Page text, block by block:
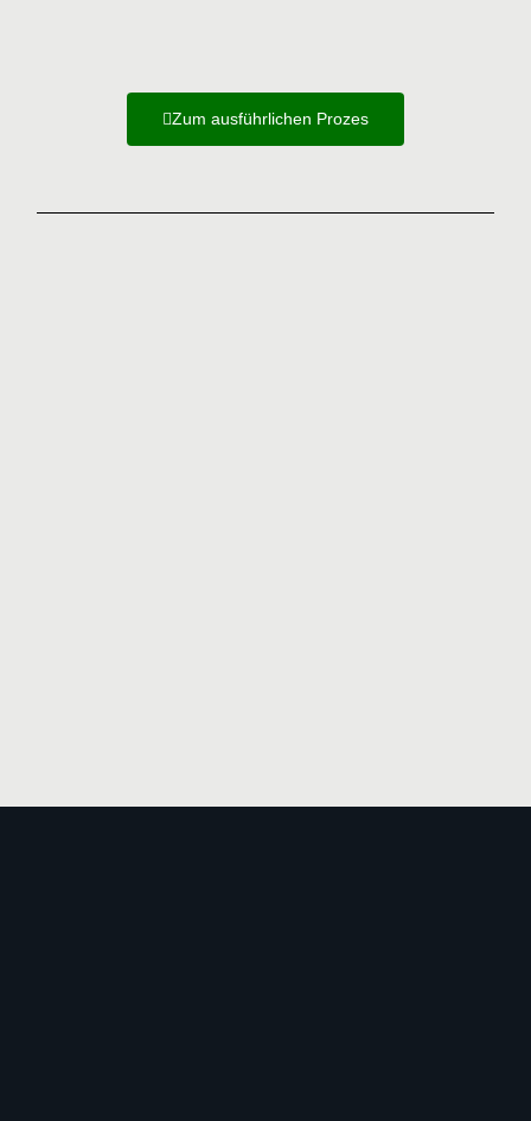
Zum ausführlichen Prozes